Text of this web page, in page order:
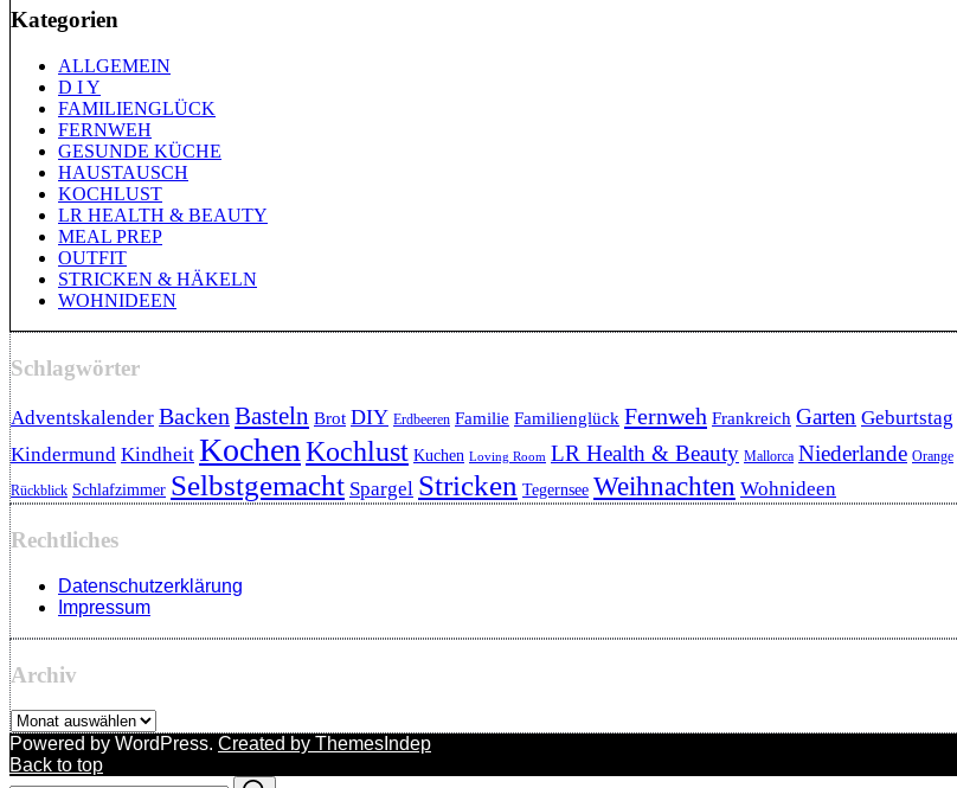
Kategorien
ALLGEMEIN
D I Y
FAMILIENGLÜCK
FERNWEH
GESUNDE KÜCHE
HAUSTAUSCH
KOCHLUST
LR HEALTH & BEAUTY
MEAL PREP
OUTFIT
STRICKEN & HÄKELN
WOHNIDEEN
Schlagwörter
Adventskalender Backen Basteln Brot DIY Erdbeeren Familie Familienglück Fernweh Frankreich Garten Geburtstag
Kindermund Kindheit KochenKochlust Kuchen Loving Room LR Health & Beauty Mallorca Niederlande Orange
Rückblick Schlafzimmer Selbstgemacht Spargel Stricken Tegernsee Weihnachten Wohnideen
Rechtliches
Datenschutzerklärung
Impressum
Archiv
Archiv
Powered by WordPress. Created by ThemesIndep
Back to top